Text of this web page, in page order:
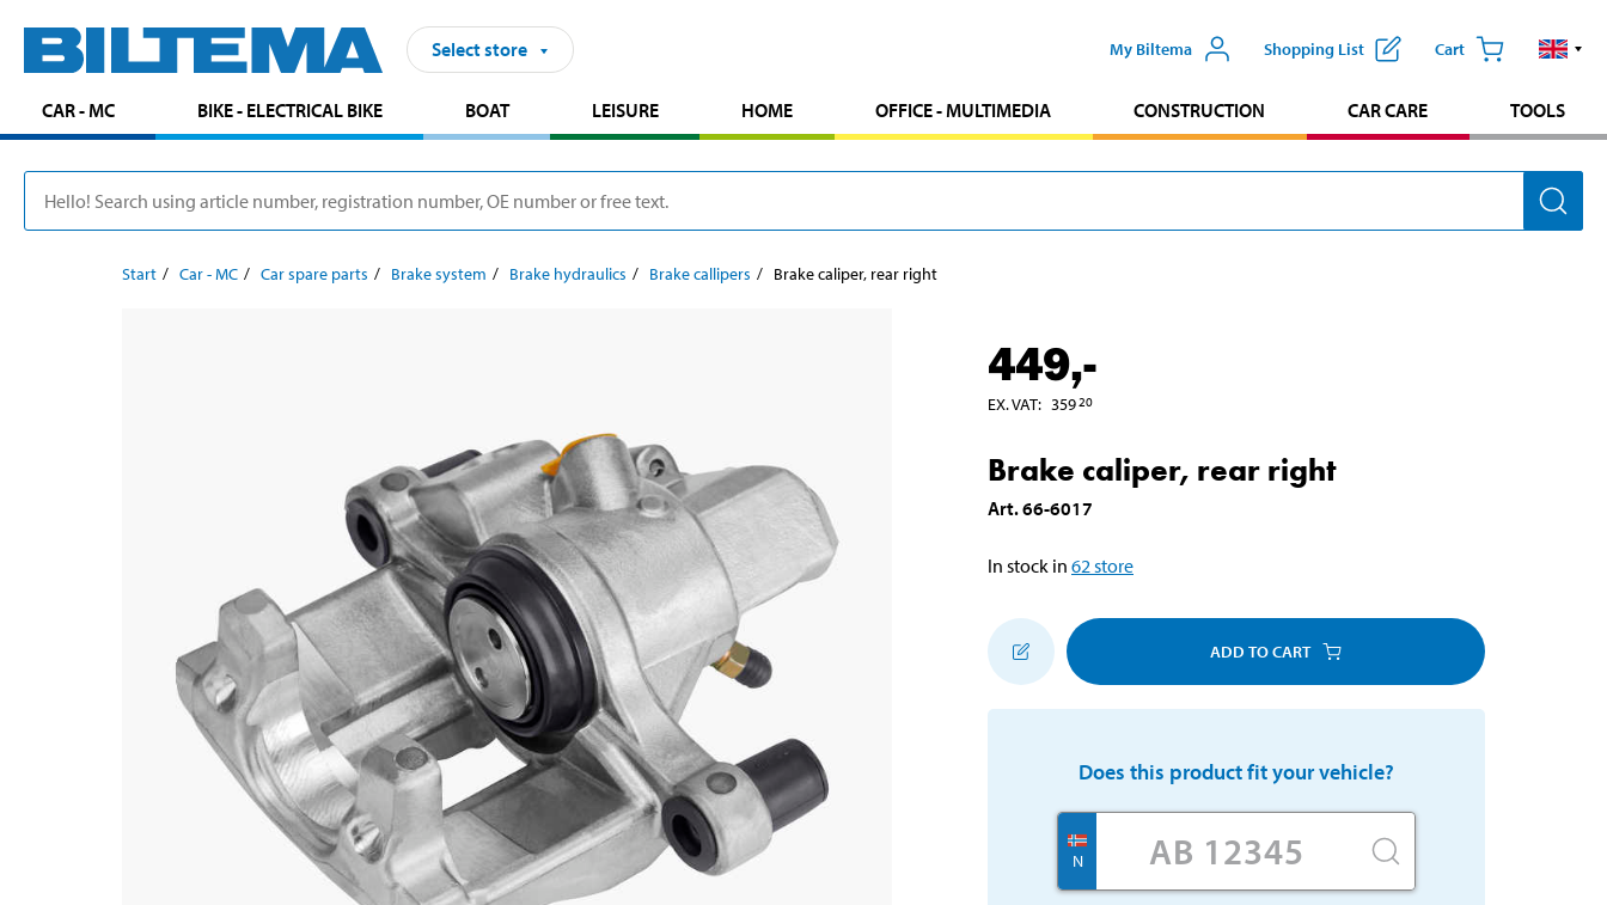
Select store My Biltema Shopping List Cart
CAR - MC BIKE - ELECTRICAL BIKE BOAT LEISURE HOME OFFICE - MULTIMEDIA CONSTRUCTION CAR CARE TOOLS
Start Car - MC Car spare parts Brake system Brake hydraulics Brake callipers Brake caliper, rear right
449,-
EX. VAT: 35920
Brake caliper, rear right
Art.66-6017
In stock in 62 store
ADD TO CART
Does this product fit your vehicle?
N